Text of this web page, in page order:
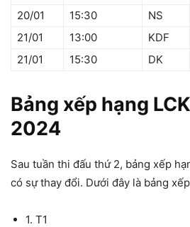
20/01 15:30 NS
21/01
13:00 KDF
21/01
15:30 DK
Bảng xếp hạng
2024
Sau tuần thi đấu thứ 2, bảng xếp
có sự thay đổi. Dưới đây là bảng
1. T1